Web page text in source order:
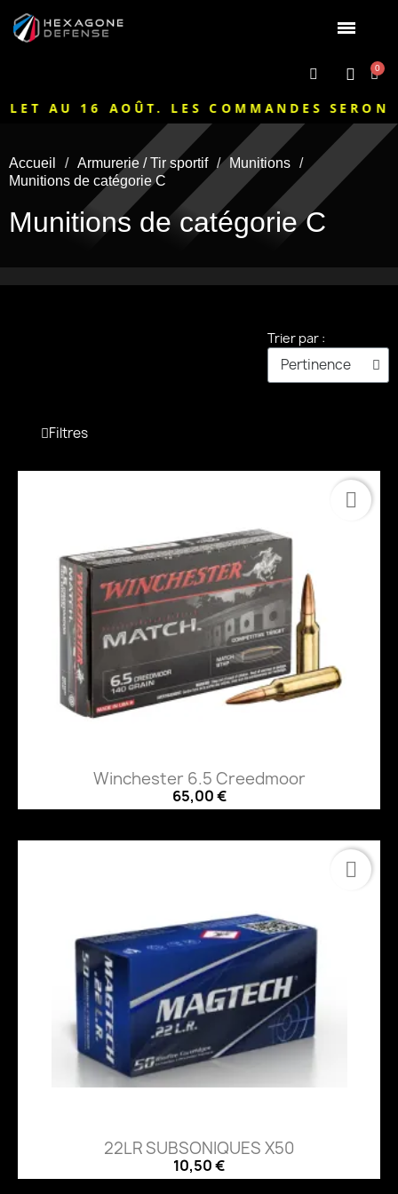
AU 16 AOÛT. LES COMMANDES SERONT
Accueil Armurerie / Tir sportif
Munitions
Munitions de catégorie C
Munitions de catégorie C
Trier par :
Filtres
Winchester 6.5 Creedmoor
65,00 €
22LR SUBSONIQUES X50
10,50 €